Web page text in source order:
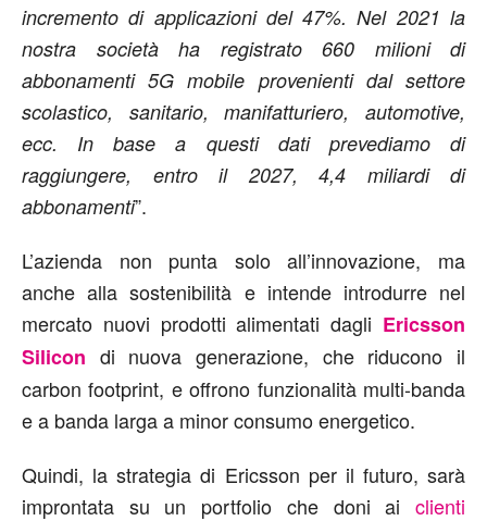
incremento di applicazioni del 47%. Nel 2021 la
nostra società ha registrato 660 milioni di
abbonamenti 5G mobile provenienti dal settore
scolastico, sanitario, manifatturiero, automotive,
ecc. In base a questi dati prevediamo di
raggiungere, entro il 2027, 4,4 miliardi di
abbonamenti”.
L’azienda non punta solo all’innovazione, ma
anche alla sostenibilità e intende introdurre nel
mercato nuovi prodotti alimentati dagli Ericsson
Silicon di nuova generazione, che riducono il
carbon footprint, e offrono funzionalità multi-banda
e a banda larga a minor consumo energetico.
Quindi, la strategia di Ericsson per il futuro, sarà
improntata su un portfolio che doni ai clienti